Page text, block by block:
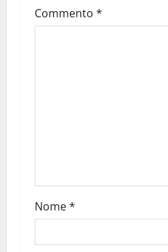
Commento *
Nome*